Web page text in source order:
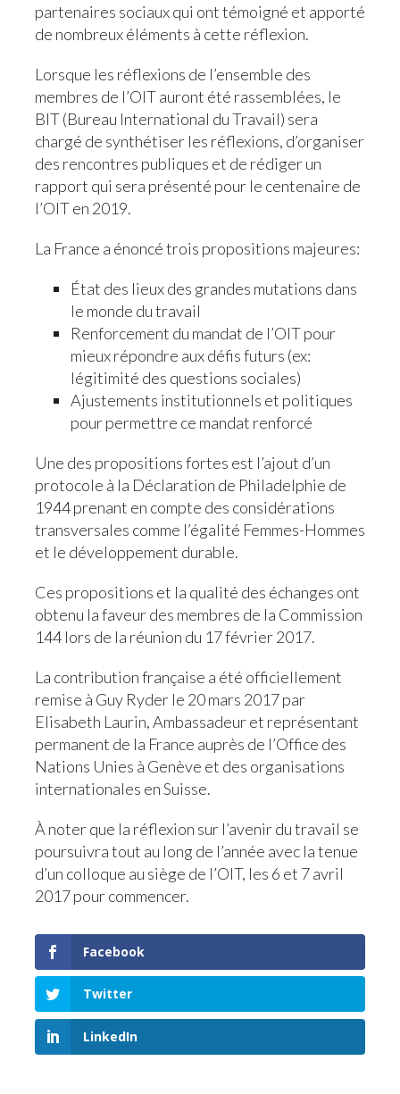
partenaires sociaux qui ont témoigné et apporté
de nombreux éléments à cette réflexion.
Lorsque les réflexions de l’ensemble des
membres de l’OIT auront été rassemblées, le
BIT (Bureau International du Travail) sera
chargé de synthétiser les réflexions, d’organiser
des rencontres publiques et de rédiger un
rapport qui sera présenté pour le centenaire de
l’OIT en 2019.
La France a énoncé trois propositions majeures:
État des lieux des grandes mutations dans
le monde du travail
Renforcement du mandat de l’OIT pour
mieux répondre aux défis futurs (ex:
légitimité des questions sociales)
Ajustements institutionnels et politiques
pour permettre ce mandat renforcé
Une des propositions fortes est l’ajout d’un
protocole à la Déclaration de Philadelphie de
1944 prenant en compte des considérations
transversales comme l’égalité Femmes-Hommes
et le développement durable.
Ces propositions et la qualité des échanges ont
obtenu la faveur des membres de la Commission
144 lors de la réunion du 17 février 2017.
La contribution française a été officiellement
remise à Guy Ryder le 20 mars 2017 par
Elisabeth Laurin, Ambassadeur et représentant
permanent de la France auprès de l’Office des
Nations Unies à Genève et des organisations
internationales en Suisse.
À noter que la réflexion sur l’avenir du travail se
poursuivra tout au long de l’année avec la tenue
d’un colloque au siège de l’OIT, les 6 et 7 avril
2017 pour commencer.
Facebook
Twitter
LinkedIn